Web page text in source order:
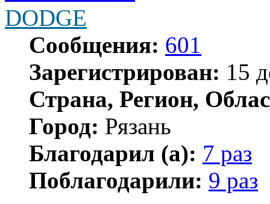
DODGE
Сообщения: 601
Зарегистрирован: 15
Страна, Регион,
Город: Рязань
Благодарил (а): 7 раз
Поблагодарили: 9 раз